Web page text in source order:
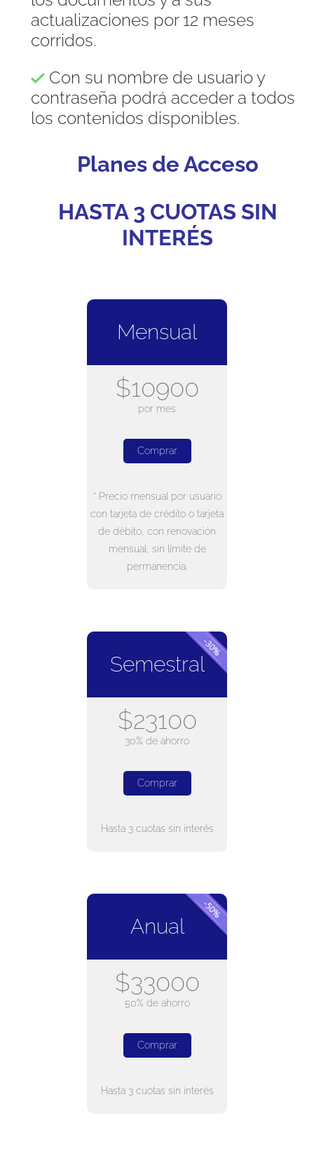
actualizaciones por 12 meses
corridos.
Con su nombre de usuario y
contraseña podrá acceder a todos
los contenidos disponibles.
Planes de Acceso
HASTA 3 CUOTAS SIN
INTERÉS
Mensual
$10900
por mes
Comprar
* Precio mensual por usuario
con tarjeta de crédito o tarjeta
de débito, con renovación
mensual, sin límite de
permanencia.
Semestral
$23100
30% de ahorro
Comprar
Hasta 3 cuotas sin interés
Anual
$33000
50% de ahorro
Comprar
Hasta 3 cuotas sin interés